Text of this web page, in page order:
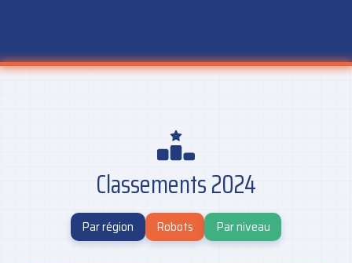
Classements 2024
Par région Robots Par niveau